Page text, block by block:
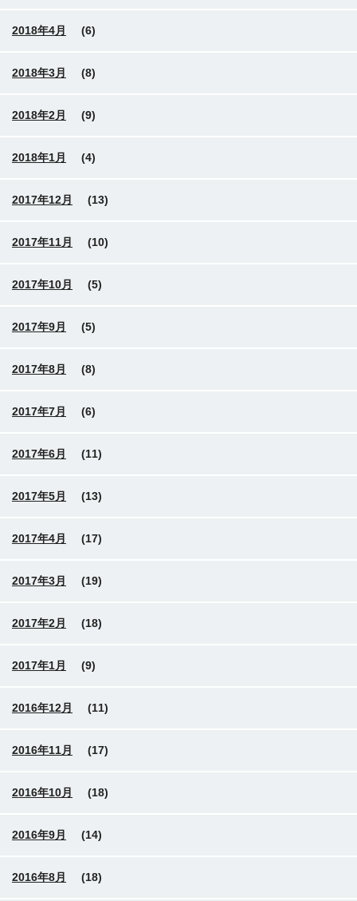
2018年4月 (6)
2018年3月 (8)
2018年2月 (9)
2018年1月 (4)
2017年12月 (13)
2017年11月 (10)
2017年10月 (5)
2017年9月 (5)
2017年8月 (8)
2017年7月 (6)
2017年6月 (11)
2017年5月 (13)
2017年4月 (17)
2017年3月 (19)
2017年2月 (18)
2017年1月 (9)
2016年12月 (11)
2016年11月 (17)
2016年10月 (18)
2016年9月 (14)
2016年8月 (18)